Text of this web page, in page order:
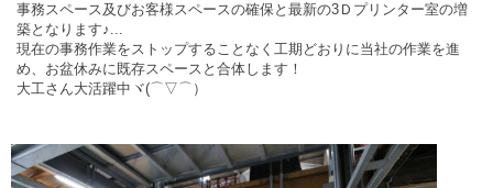
事務スペース及びお客様スペースの確保と最新の3Ｄプリンター室の増
築となります♪...
現在の事務作業をストップすることなく工期どおりに当社の作業を進
め、お盆休みに既存スペースと合体します！
大工さん大活躍中ヾ(⌒▽⌒）ゞ